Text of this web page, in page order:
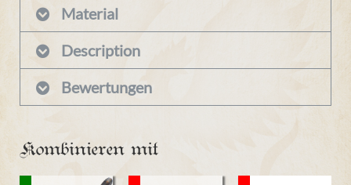
Material
Description
Bewertungen
Kombinieren mit